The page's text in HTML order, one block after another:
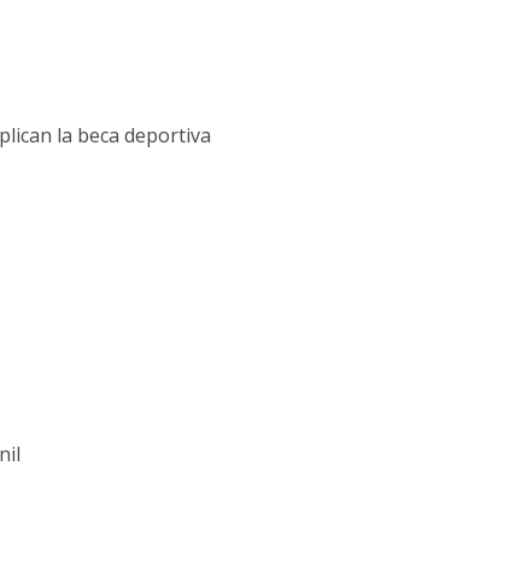
la beca deportiva